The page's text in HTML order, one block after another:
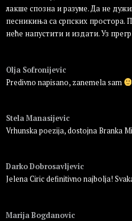
лакше спозна и разуме. Да не
песникиња са српских простора.
неће напустити и издати. Уз
Olja Sofronijevic
Predivno napisano, zanemela sam
Stela Manasijevic
Vrhunska poezija, dostojna Branka
Darko Dobrosavljevic
Jelena Ciric definitivno najbolja!
Marija Bogdanovic